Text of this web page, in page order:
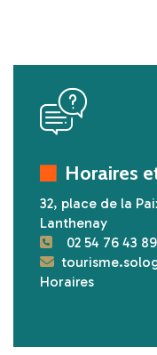
Horaires
32, place de la
Lanthenay
02 54 76 43 89
Horaires